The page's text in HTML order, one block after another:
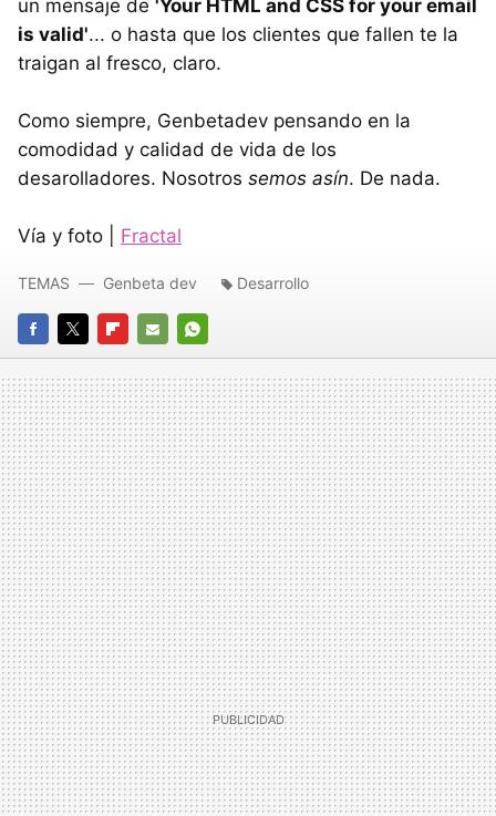
un mensaje de 'Your HTML and CSS for your email
is valid'... o hasta que los clientes que fallen te la
traigan al fresco, claro.
Como siempre, Genbetadev pensando en la
comodidad y calidad de vida de los
desarolladores. Nosotros semos asín. De nada.
Vía y foto | Fractal
FACEBOOK
TWITTERFLIPBOARD
E-
MAIL
WHATSAPP
TEMAS Genbeta dev Desarrollo